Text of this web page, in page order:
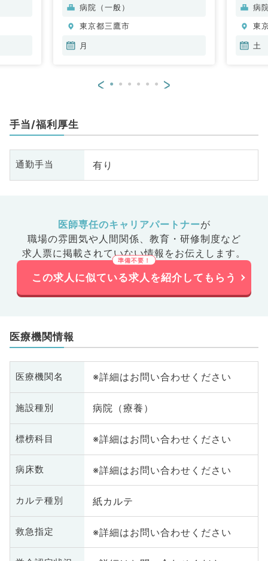
病院（一般）
東京都三鷹市
月
病
東
土
< >
手当/福利厚生
通勤手当 有り
医師専任のキャリアパートナーが
職場の雰囲気や人間関係、 教育・研修制度など
求人票に掲載されていない情報をお伝えします。
この求人に似ている求人を紹介してもらう
医療機関情報
医療機関名 ※詳細はお問い合わせください
施設種別 病院（療養）
標榜科目 ※詳細はお問い合わせください
病床数 ※詳細はお問い合わせください
カルテ種別 紙カルテ
救急指定 ※詳細はお問い合わせください